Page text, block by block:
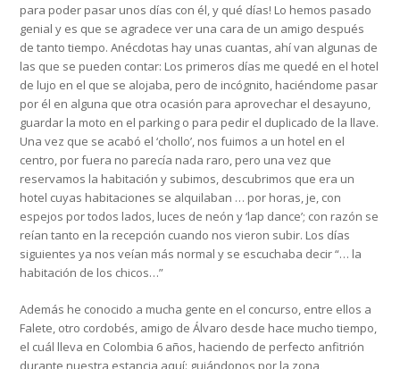
para poder pasar unos días con él, y qué días! Lo hemos pasado
genial y es que se agradece ver una cara de un amigo después
de tanto tiempo. Anécdotas hay unas cuantas, ahí van algunas de
las que se pueden contar: Los primeros días me quedé en el hotel
de lujo en el que se alojaba, pero de incógnito, haciéndome pasar
por él en alguna que otra ocasión para aprovechar el desayuno,
guardar la moto en el parking o para pedir el duplicado de la llave.
Una vez que se acabó el ‘chollo’, nos fuimos a un hotel en el
centro, por fuera no parecía nada raro, pero una vez que
reservamos la habitación y subimos, descubrimos que era un
hotel cuyas habitaciones se alquilaban … por horas, je, con
espejos por todos lados, luces de neón y ‘lap dance’; con razón se
reían tanto en la recepción cuando nos vieron subir. Los días
siguientes ya nos veían más normal y se escuchaba decir “… la
habitación de los chicos…”
Además he conocido a mucha gente en el concurso, entre ellos a
Falete, otro cordobés, amigo de Álvaro desde hace mucho tiempo,
el cuál lleva en Colombia 6 años, haciendo de perfecto anfitrión
durante nuestra estancia aquí: guiándonos por la zona,